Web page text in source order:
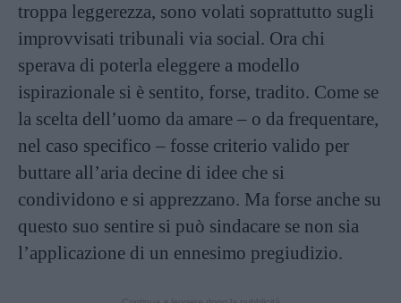
troppa leggerezza, sono volati soprattutto sugli
improvvisati tribunali via social. Ora chi
sperava di poterla eleggere a modello
ispirazionale si è sentito, forse, tradito. Come se
la scelta dell’uomo da amare – o da frequentare,
nel caso specifico – fosse criterio valido per
buttare all’aria decine di idee che si
condividono e si apprezzano. Ma forse anche su
questo suo sentire si può sindacare se non sia
l’applicazione di un ennesimo pregiudizio.